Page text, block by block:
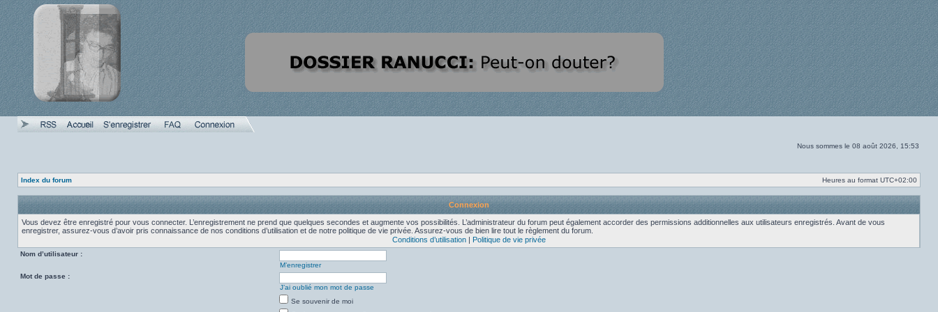
Nous sommes le 08 août 2026, 15:53
Index du forum Heures au format UTC+02:00
Connexion
Vous devez être enregistré pour vous connecter. L’enregistrement ne prend que quelques secondes et augmente vos possibilités. L’administrateur du forum peut également accorder des permissions additionnelles aux utilisateurs enregistrés. Avant de vous
enregistrer, assurez-vous d’avoir pris connaissance de nos conditions d’utilisation et de notre politique de vie privée. Assurez-vous de bien lire tout le règlement du forum.
Conditions d’utilisation| Politique de vie privée
Nom d’utilisateur :
M’enregistrer
Mot de passe :
J’ai oublié mon mot de passe
Se souvenir de moi